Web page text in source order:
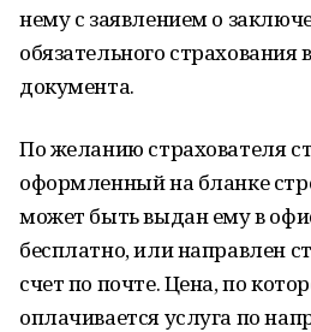
нему с заявлением о
обязательного страхования
документа.
По желанию страхователя
оформленный на бланке
может быть выдан ему в
бесплатно, или направлен
счет по почте. Цена, по
оплачивается услуга по